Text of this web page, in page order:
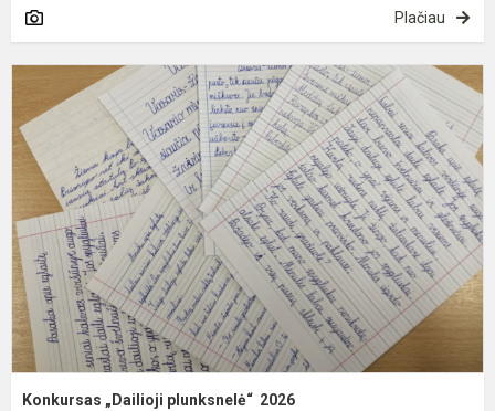
Plačiau
Konkursas „Dailioji plunksnelė“ 2026